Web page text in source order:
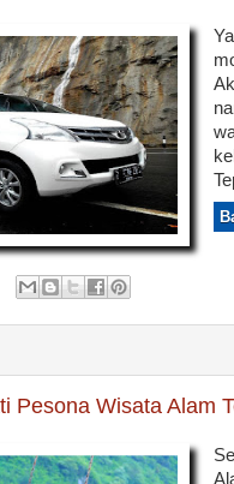
Pesona Wisata Alam